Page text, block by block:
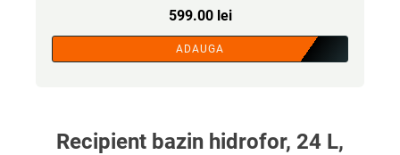
599.00 lei
ADAUGA
Recipient bazin hidrofor, 24 L,